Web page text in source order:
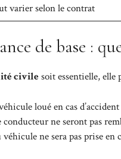
varier selon le contrat
de base :
civilesoit essentielle, elle
loué en cas
conducteur ne seront pas
ne sera pas prise en